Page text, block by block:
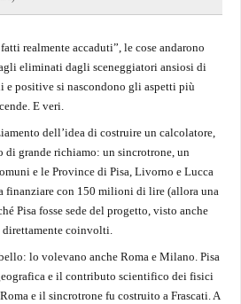
realmente accaduti”, le cose andarono
eliminati dagli sceneggiatori ansiosi di
e positive si nascondono gli aspetti più
E veri.
dell’idea di costruire un calcolatore,
di grande richiamo: un sincrotrone, un
e le Province di Pisa, Livorno e Lucca
finanziare con 150 milioni di lire (allora una
Pisa fosse sede del progetto, visto anche
direttamente coinvolti.
lo volevano anche Roma e Milano. Pisa
e il contributo scientifico dei fisici
e il sincrotrone fu costruito a Frascati. A